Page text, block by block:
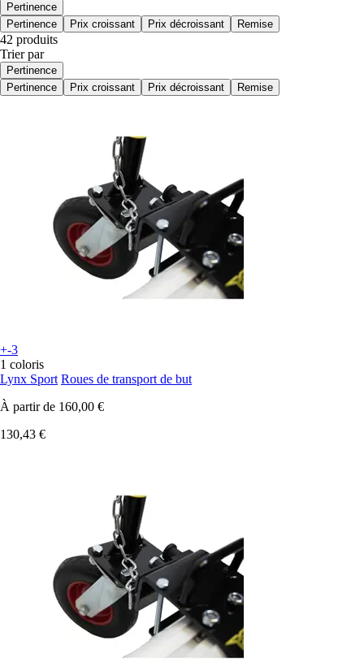
Pertinence
Pertinence
Prix croissant Prix décroissant Remise
42 produits
Trier par
Pertinence
Pertinence
Prix croissant Prix décroissant Remise
+-3
1 coloris
Lynx Sport Roues de transport de but
À partir de 160,00 €
130,43 €